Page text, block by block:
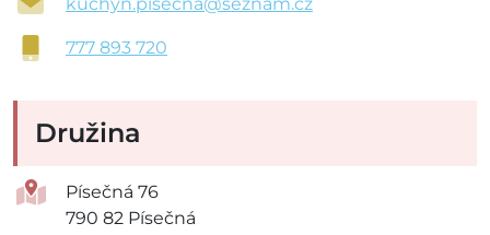
kuchyn.pisecna@seznam.cz
777 893 720
Družina
Písečná 76
790 82 Písečná